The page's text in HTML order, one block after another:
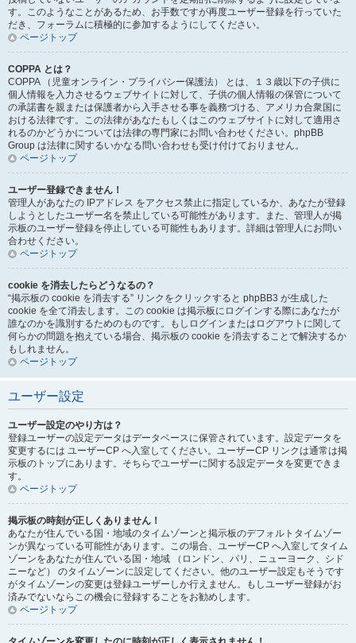
す。このようなことがあるため、お手数ですが再度ユーザー登録を行っていた
だき、フォーラムに積極的に参加するようにしてください。
ページトップ
COPPA とは？
COPPA （児童オンライン・プライバシー保護法） とは、１３歳以下の子供に
個人情報を入力させるウェブサイトに対して、子供の個人情報の保管について
の承諾書を親または保護者から入手させる事を義務づける、アメリカ合衆国に
おける法律です。この法律があなたもしくはこのウェブサイトに対して適用さ
れるのかどうかについては法律の専門家にお問い合わせください。phpBB
Group は法律に関するいかなる問い合わせも受け付けておりません。
ページトップ
ユーザー登録できません！
管理人があなたの IPアドレス をアクセス禁止に指定しているか、あなたが登録
しようとしたユーザー名を禁止している可能性があります。また、管理人が掲
示板のユーザー登録を停止している可能性もあります。詳細は管理人にお問い
合わせください。
ページトップ
cookie を消去したらどうなるの？
“掲示板の cookie を消去する” リンクをクリックすると phpBB3 が生成した
cookie を全て消去します。この cookie は掲示板にログインする際にあなたが
誰なのかを識別するためのものです。もしログインまたはログアウトに関して
何らかの問題を抱えている場合、掲示板の cookie を消去することで解決するか
もしれません。
ページトップ
ユーザー設定
ユーザー設定のやり方は？
登録ユーザーの設定データはデータベースに保管されています。設定データを
変更するには ユーザーCP へ入室してください。ユーザーCP リンクは通常は掲
示板のトップにあります。そちらでユーザーに関する設定データを変更できま
す。
ページトップ
掲示板の時刻が正しくありません！
あなたが住んでいる国・地域のタイムゾーンと掲示板のデフォルトタイムゾー
ンが異なっている可能性があります。この場合、ユーザーCP へ入室してタイム
ゾーンをあなたが住んでいる国・地域 （ロンドン、パリ、ニューヨーク、シド
ニーなど） のタイムゾーンに設定してください。他のユーザー設定もそうです
がタイムゾーンの変更は登録ユーザーしか行えません。もしユーザー登録がお
済みでないならこの機会に登録することをお勧めします。
ページトップ